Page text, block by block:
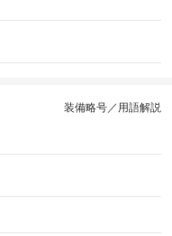
装備略号／用語解説